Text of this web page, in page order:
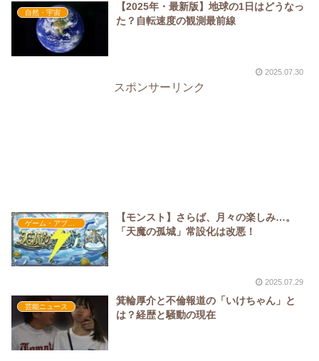
自然・宇宙
【2025年・最新版】地球の1日はどうなっ
た？自転速度の観測最前線
2025.07.30
スポンサーリンク
ゲーム・アプリ関係
【モンスト】さらば、月々の楽しみ…。
「天魔の孤城」常設化は改悪！
2025.07.29
芸能ニュース
箕輪厚介と不倫報道の「いけちゃん」と
は？経歴と騒動の現在